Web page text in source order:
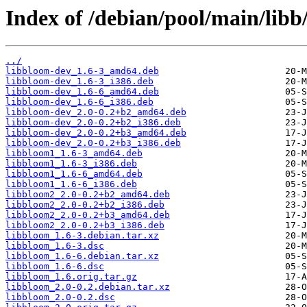
Index of /debian/pool/main/
../
libbloom-dev_1.6-3_amd64.deb
libbloom-dev_1.6-3_i386.deb
libbloom-dev_1.6-6_amd64.deb
libbloom-dev_1.6-6_i386.deb
libbloom-dev_2.0-0.2+b2_amd64.deb
libbloom-dev_2.0-0.2+b2_i386.deb
libbloom-dev_2.0-0.2+b3_amd64.deb
libbloom-dev_2.0-0.2+b3_i386.deb
libbloom1_1.6-3_amd64.deb
libbloom1_1.6-3_i386.deb
libbloom1_1.6-6_amd64.deb
libbloom1_1.6-6_i386.deb
libbloom2_2.0-0.2+b2_amd64.deb
libbloom2_2.0-0.2+b2_i386.deb
libbloom2_2.0-0.2+b3_amd64.deb
libbloom2_2.0-0.2+b3_i386.deb
libbloom_1.6-3.debian.tar.xz
libbloom_1.6-3.dsc
libbloom_1.6-6.debian.tar.xz
libbloom_1.6-6.dsc
libbloom_1.6.orig.tar.gz
libbloom_2.0-0.2.debian.tar.xz
libbloom_2.0-0.2.dsc